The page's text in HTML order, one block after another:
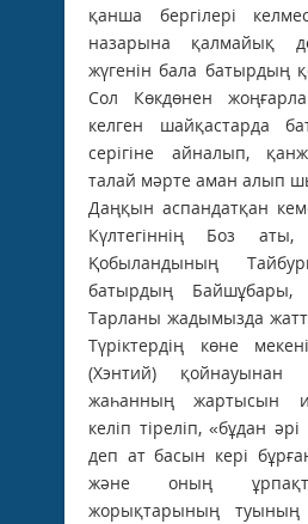
қанша бергілері
назарына қалмайық
жүгенін бала батырдың
Сол Көкдөнен
келген шайқастарда
серігіне айналып,
талай мәрте аман алып
Даңқын аспандатқан
Күлтегіннің Боз
Қобыландының
батырдың
Тарланы жадымызда
Түріктердің көне
(Хэнтий) қойнауынан
жаһанның жартысын
келіп тіреліп, «бұдан
деп ат басын кері
және оның
жорықтарының